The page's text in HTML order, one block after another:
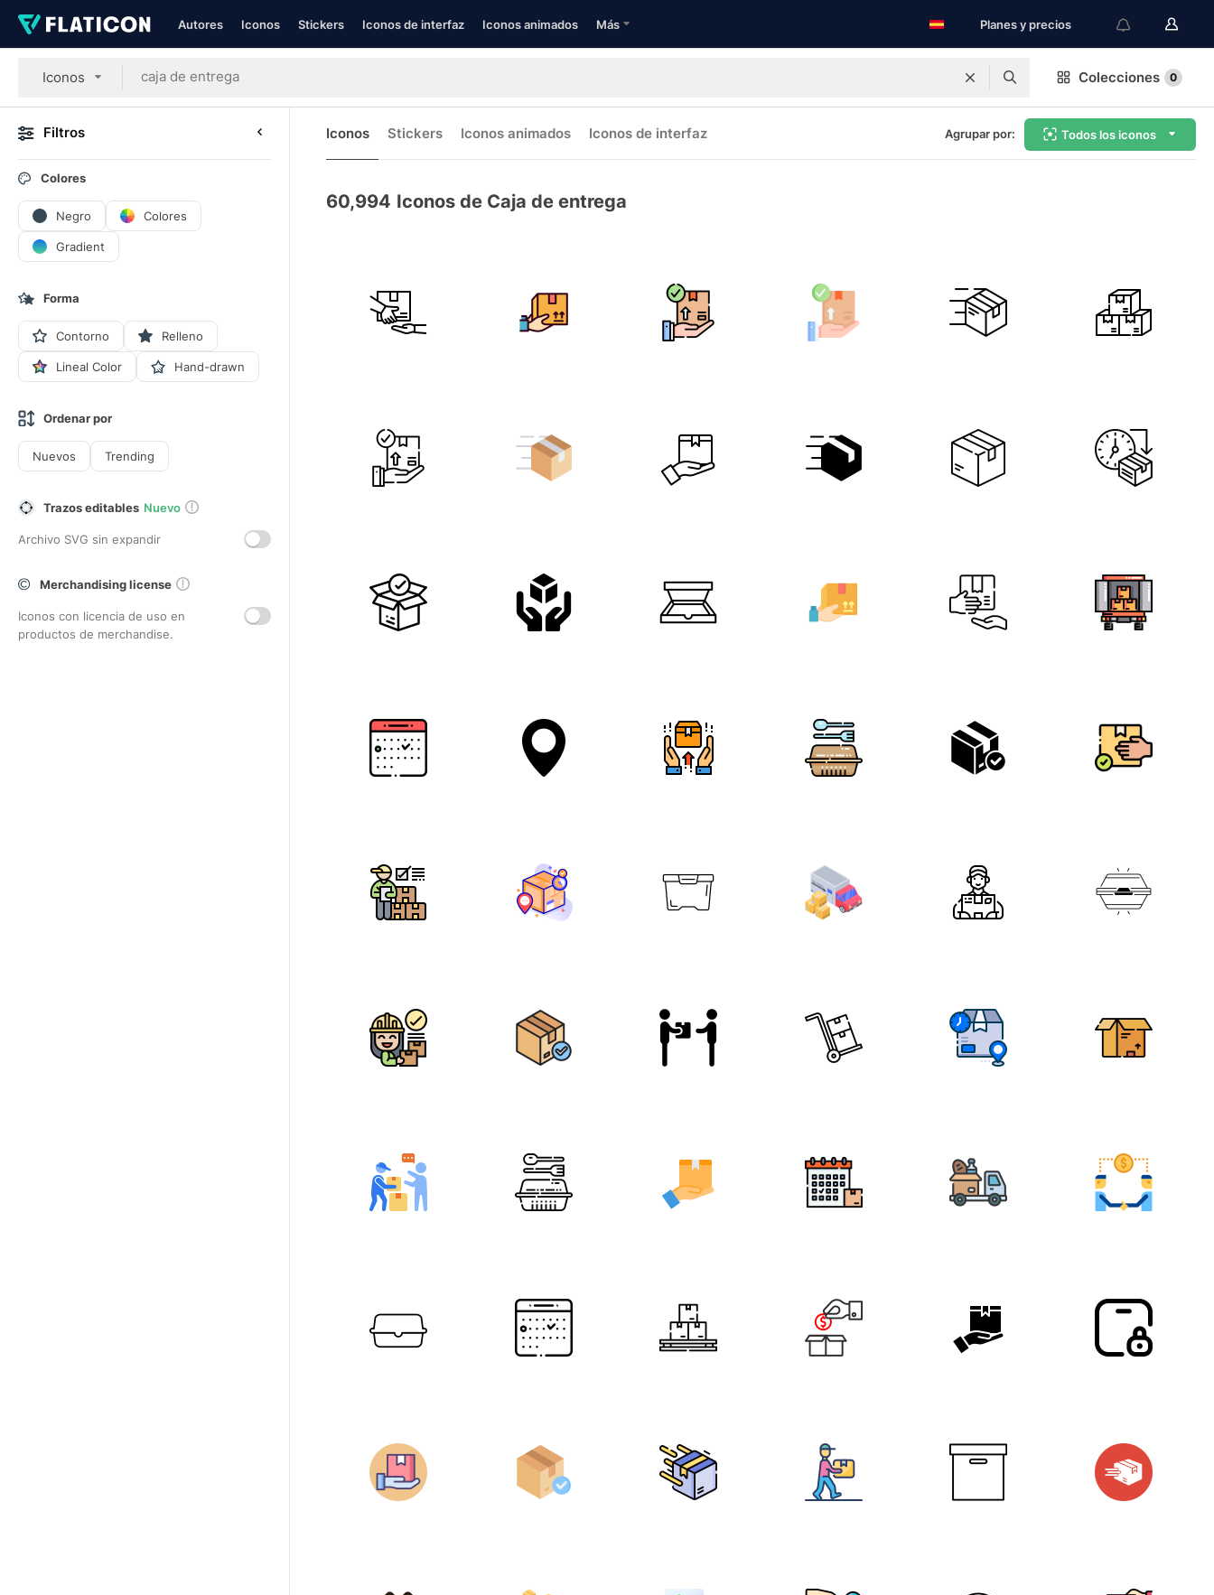
Autores Iconos Stickers Iconos de interfaz Iconos animados Más Planes y precios
Iconos Colecciones 0
Filtros
Colores
Negro Colores
Gradient
Forma
Contorno Relleno
Lineal Color Hand-drawn
Ordenar por
Nuevos Trending
Trazos editables Nuevo
Archivo SVG sin expandir
Merchandising license
Iconos con licencia de uso en
productos de merchandise.
Iconos Stickers Iconos animados Iconos de interfaz Agrupar por: Todos los iconos
60,994 Iconos de Caja de entrega